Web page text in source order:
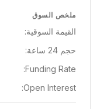
ملخص السوق
القيمة السوقية:
حجم 24 ساعة:
Funding Rate:
Open Interest: